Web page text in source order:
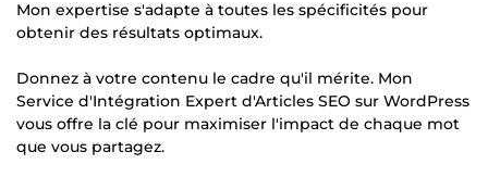
Mon expertise s'adapte à toutes les spécificités pour
obtenir des résultats optimaux.
Donnez à votre contenu le cadre qu'il mérite. Mon
Service d'Intégration Expert d'Articles SEO sur WordPress
vous offre la clé pour maximiser l'impact de chaque mot
que vous partagez.